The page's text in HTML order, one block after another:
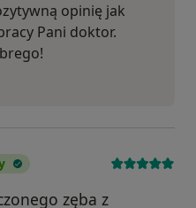
opinię jak
Pani doktor.
zęba z